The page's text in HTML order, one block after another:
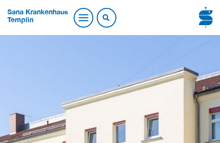
Sana Krankenhaus
Templin